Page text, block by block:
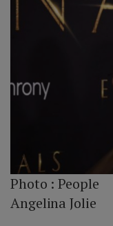
Photo :People
Angelina Jolie